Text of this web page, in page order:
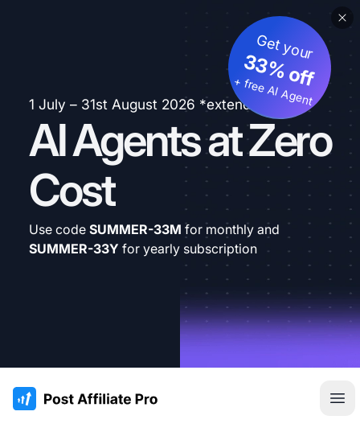
1 July – 31st August 2026 *extended
AI Agents at Zero
Cost
Get your
33% off
+ free AI Agent
Use code SUMMER-33M for monthly and
SUMMER-33Y for yearly subscription
:site.title